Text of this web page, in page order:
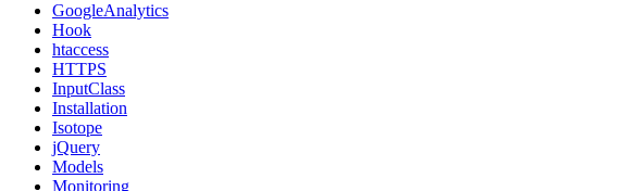
GoogleAnalytics
Hook
htaccess
HTTPS
InputClass
Installation
Isotope
jQuery
Models
Monitoring